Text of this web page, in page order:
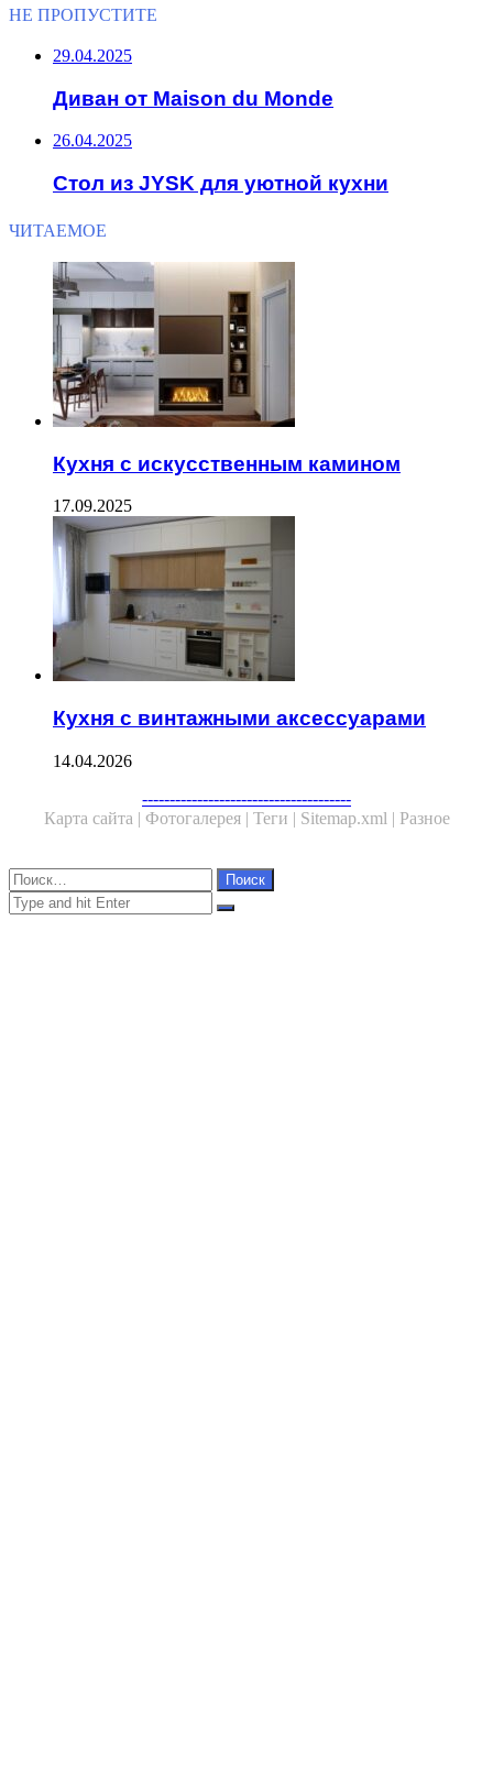
НЕ ПРОПУСТИТЕ
29.04.2025
Диван от Maison du Monde
26.04.2025
Стол из JYSK для уютной кухни
ЧИТАЕМОЕ
Кухня с искусственным камином
17.09.2025
Кухня с винтажными аксессуарами
14.04.2026
--------------------------------------
Карта сайта | Фотогалерея | Теги | Sitemap.xml | Разное
Close
Найти:
Close
Search